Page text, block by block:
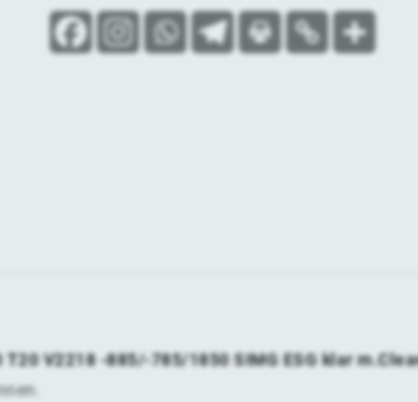
V2218 -885/-785/1850 SIMG ESG klar